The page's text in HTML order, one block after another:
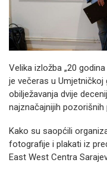
Velika izložba „20
je večeras u
obilježavanja dvije
najznačajnijih pozorišnih
Kako su saopćili
fotografije i plakati iz
East West Centra